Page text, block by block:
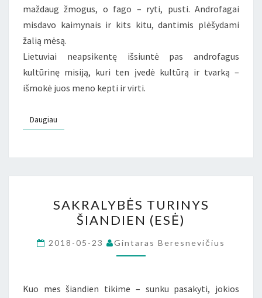
maždaug žmogus, o fago – ryti, pusti. Androfagai
misdavo kaimynais ir kits kitu, dantimis plėšydami
žalią mėsą.
Lietuviai neapsikentę išsiuntė pas androfagus
kultūrinę misiją, kuri ten įvedė kultūrą ir tvarką –
išmokė juos meno kepti ir virti.
Daugiau
TURINYS
ŠIANDIEN
(ESĖ)
SAKRALYBĖS TURINYS
ŠIANDIEN (ESĖ)
2018-05-23 Gintaras Beresnevičius
Kuo mes šiandien tikime – sunku pasakyti, jokios